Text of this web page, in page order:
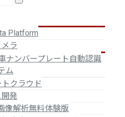
Platform
ラ
ナンバープレート自動認識
ム
クラウド
発
像解析無料体験版